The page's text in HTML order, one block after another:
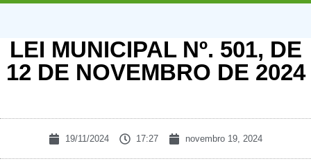
LEI MUNICIPAL Nº. 501, DE
12 DE NOVEMBRO DE 2024
19/11/2024 17:27 novembro 19, 2024